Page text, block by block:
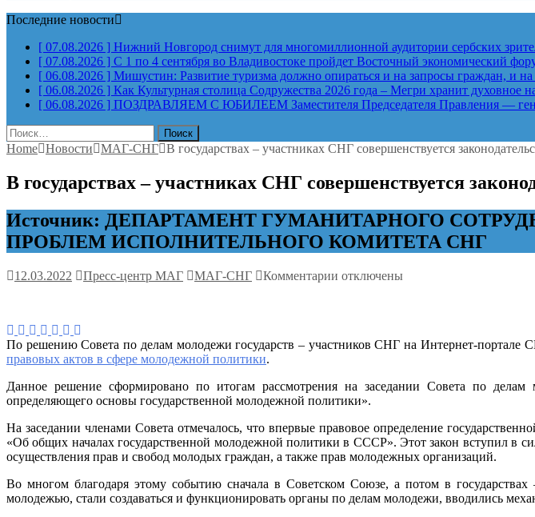
Последние новости
[ 07.08.2026 ] Нижний Новгород снимут для многомиллионной аудитории сербских
[ 07.08.2026 ] С 1 по 4 сентября во Владивостоке пройдет Восточный экономический
[ 06.08.2026 ] Мишустин: Развитие туризма должно опираться и на запросы граждан, и на
[ 06.08.2026 ] Как Культурная столица Содружества 2026 года – Мегри хранит духовное
[ 06.08.2026 ] ПОЗДРАВЛЯЕМ С ЮБИЛЕЕМ Заместителя Председателя Правления —
Найти:
Home Новости МАГ-СНГ В государствах – участниках СНГ совершенствуется
В государствах – участниках СНГ совершенствуется
Источник: ДЕПАРТАМЕНТ ГУМАНИТАРНОГО
ПРОБЛЕМ ИСПОЛНИТЕЛЬНОГО КОМИТЕТА СНГ
12.03.2022 Пресс-центр МАГ МАГ-СНГ Комментарии к
участниках
законодательство
в
молодежной
политики
отключены
По решению Совета по делам молодежи государств – участников СНГ на Интернет-
правовых актов в сфере молодежной политики.
Данное решение сформировано по итогам рассмотрения на заседании Совета по делам
определяющего основы государственной молодежной политики».
На заседании членами Совета отмечалось, что впервые правовое определение
«Об общих началах государственной молодежной политики в СССР». Этот закон вступил в
осуществления прав и свобод молодых граждан, а также прав молодежных организаций.
Во многом благодаря этому событию сначала в Советском Союзе, а потом в государствах
молодежью, стали создаваться и функционировать органы по делам молодежи, вводились